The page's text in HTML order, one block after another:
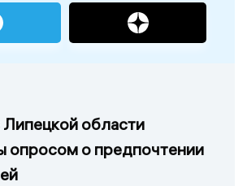
Липецкой области
опросом о предпочтении